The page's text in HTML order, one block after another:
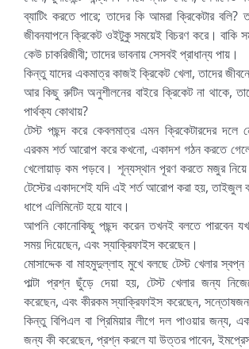
ব্যাটিং করতে পারে; তাদের কি আমরা ক্রিকেটার বলি?
জীবনযাপনে ক্রিকেট ওইটুকু সময়েই বিচরণ করে। বাকি
কেউ চাকরিজীবী; তাদের ভাবনায় সেসবই প্রাধান্য পায়।
কিন্তু যাদের একমাত্র কাজই ক্রিকেট খেলা, তাদের
আর কিছু রুটিন অনুশীলনের বাইরে ক্রিকেট না থাকে,
পার্থক্য কোথায়?
টেস্ট পছন্দ করে কেবলমাত্র এমন ক্রিকেটারদের দলে
এরকম শর্ত আরোপ করে কখনো, একাদশ গঠন করতে
খেলোয়াড় কম পড়বে। শূন্যস্থান পূরণ করতে মজুর নিয়ে
টেস্টের একাদশেই যদি এই শর্ত আরোপ করা হয়, তাইজুল
ধাপে এলিমিনেট হয়ে যাবে।
আপনি কোনোকিছু পছন্দ করেন তখনই বলতে পারবেন
সময় দিয়েছেন, এবং স্যাক্রিফাইস করেছেন।
মোসাদ্দেক বা মাহমুদুল্লাহ মুখে বলছে টেস্ট খেলার স্বপ্ন
পাল্টা প্রশ্ন ছুঁড়ে দেয়া হয়, টেস্ট খেলার জন্য
করেছেন, এবং কীরকম স্যাক্রিফাইস করেছেন,
কিন্তু বিপিএল বা প্রিমিয়ার লীগে দল পাওয়ার জন্য,
জন্য কী করেছেন, প্রশ্ন করলে যা উত্তর পাবেন,